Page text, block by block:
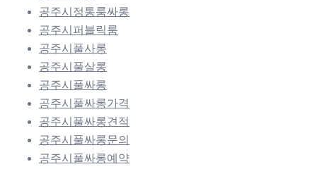
공주시정통룸싸롱
공주시퍼블릭룸
공주시풀사롱
공주시풀살롱
공주시풀싸롱
공주시풀싸롱가격
공주시풀싸롱견적
공주시풀싸롱문의
공주시풀싸롱예약